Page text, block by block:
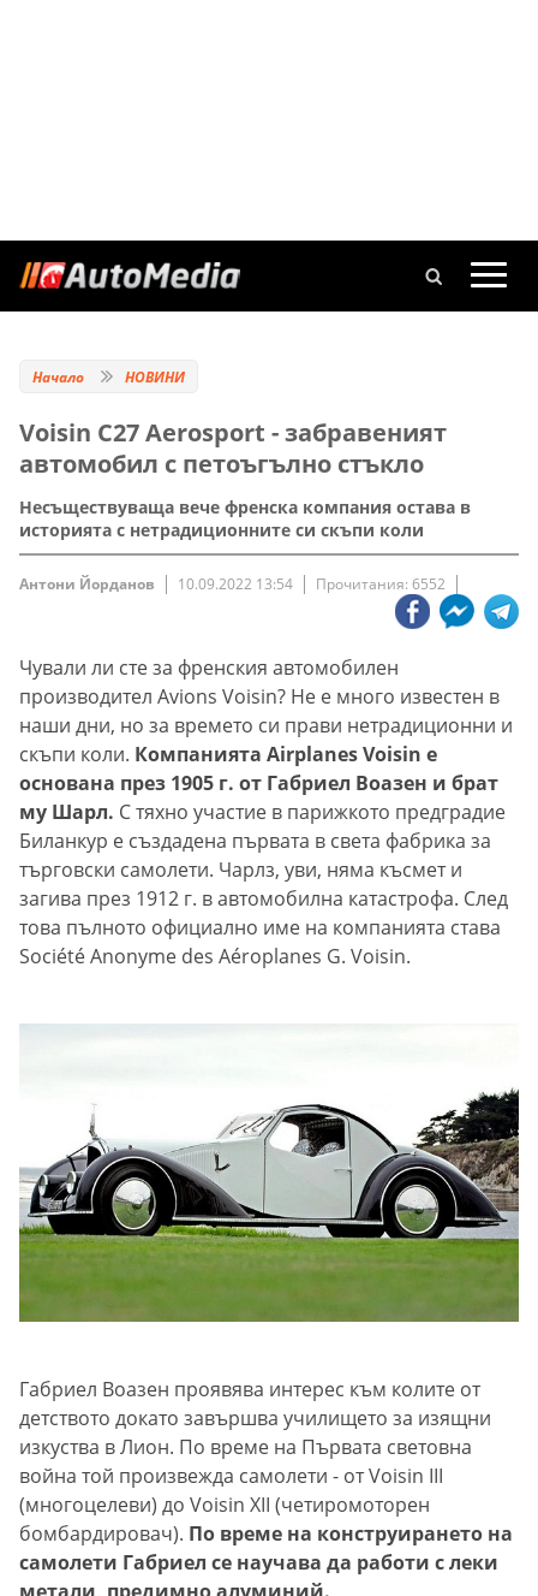
Начало НОВИНИ
Voisin C27 Aerosport - забравеният
автомобил с петоъгълно стъкло
Несъществуваща вече френска компания остава в
историята с нетрадиционните си скъпи коли
Антони Йорданов 10.09.2022 13:54 Прочитания: 6552
Чували ли сте за френския автомобилен
производител Avions Voisin? Не е много известен в
наши дни, но за времето си прави нетрадиционни и
скъпи коли. Компанията Airplanes Voisin е
основана през 1905 г. от Габриел Воазен и брат
му Шарл. С тяхно участие в парижкото предградие
Биланкур е създадена първата в света фабрика за
търговски самолети. Чарлз, уви, няма късмет и
загива през 1912 г. в автомобилна катастрофа. След
това пълното официално име на компанията става
Société Anonyme des Aéroplanes G. Voisin.
Габриел Воазен проявява интерес към колите от
детството докато завършва училището за изящни
изкуства в Лион. По време на Първата световна
война той произвежда самолети - от Voisin III
(многоцелеви) до Voisin XII (четиромоторен
бомбардировач). По време на конструирането на
самолети Габриел се научава да работи с леки